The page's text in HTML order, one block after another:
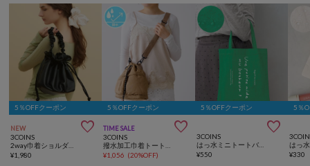
5％OFFクーポン
NEW 
3COINS
¥1,980
5％OFFクーポン
TIME SALE 
3COINS
¥1,056 (20%OFF)
5％OFFクーポン

3COINS
はっ水ミニトートバッグ
¥550
5％
¥330